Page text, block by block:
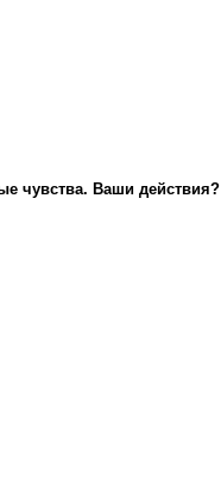
чувства. Ваши действия?